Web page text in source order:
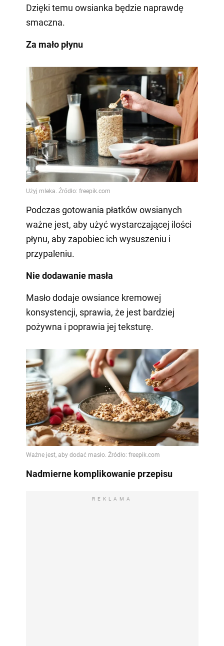
Dzięki temu owsianka będzie naprawdę
smaczna.
Za mało płynu
Podczas gotowania płatków owsianych
ważne jest, aby użyć wystarczającej ilości
płynu, aby zapobiec ich wysuszeniu i
przypaleniu.
Nie dodawanie masła
Masło dodaje owsiance kremowej
konsystencji, sprawia, że jest bardziej
pożywna i poprawia jej teksturę.
Nadmierne komplikowanie przepisu
REKLAMA